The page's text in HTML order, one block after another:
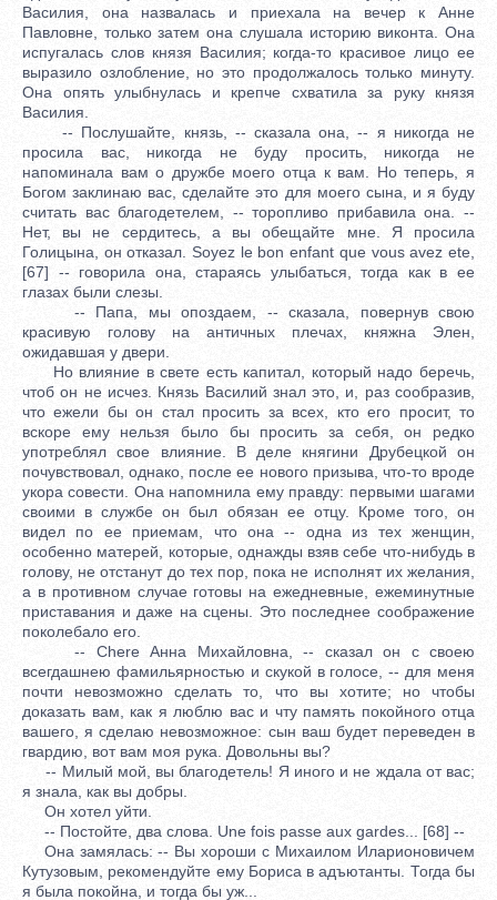
Василия, она назвалась и приехала на вечер к Анне
Павловне, только затем она слушала историю виконта. Она
испугалась слов князя Василия; когда-то красивое лицо ее
выразило озлобление, но это продолжалось только минуту.
Она опять улыбнулась и крепче схватила за руку князя
Василия.
-- Послушайте, князь, -- сказала она, -- я никогда не
просила вас, никогда не буду просить, никогда не
напоминала вам о дружбе моего отца к вам. Но теперь, я
Богом заклинаю вас, сделайте это для моего сына, и я буду
считать вас благодетелем, -- торопливо прибавила она. --
Нет, вы не сердитесь, а вы обещайте мне. Я просила
Голицына, он отказал. Soyez le bon enfant que vous аvez ete,
[67] -- говорила она, стараясь улыбаться, тогда как в ее
глазах были слезы.
-- Папа, мы опоздаем, -- сказала, повернув свою
красивую голову на античных плечах, княжна Элен,
ожидавшая у двери.
Но влияние в свете есть капитал, который надо беречь,
чтоб он не исчез. Князь Василий знал это, и, раз сообразив,
что ежели бы он стал просить за всех, кто его просит, то
вскоре ему нельзя было бы просить за себя, он редко
употреблял свое влияние. В деле княгини Друбецкой он
почувствовал, однако, после ее нового призыва, что-то вроде
укора совести. Она напомнила ему правду: первыми шагами
своими в службе он был обязан ее отцу. Кроме того, он
видел по ее приемам, что она -- одна из тех женщин,
особенно матерей, которые, однажды взяв себе что-нибудь в
голову, не отстанут до тех пор, пока не исполнят их желания,
а в противном случае готовы на ежедневные, ежеминутные
приставания и даже на сцены. Это последнее соображение
поколебало его.
-- Chere Анна Михайловна, -- сказал он с своею
всегдашнею фамильярностью и скукой в голосе, -- для меня
почти невозможно сделать то, что вы хотите; но чтобы
доказать вам, как я люблю вас и чту память покойного отца
вашего, я сделаю невозможное: сын ваш будет переведен в
гвардию, вот вам моя рука. Довольны вы?
-- Милый мой, вы благодетель! Я иного и не ждала от вас;
я знала, как вы добры.
Он хотел уйти.
-- Постойте, два слова. Une fois passe aux gardes... [68] --
Она замялась: -- Вы хороши с Михаилом Иларионовичем
Кутузовым, рекомендуйте ему Бориса в адъютанты. Тогда бы
я была покойна, и тогда бы уж...